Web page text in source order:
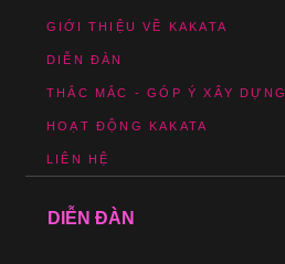
GIỚI THIỆU VỀ KAKATA
DIỄN ĐÀN
THẮC MẮC - GÓP Ý XÂY DỰNG
HOẠT ĐỘNG KAKATA
LIÊN HỆ
DIỄN ĐÀN